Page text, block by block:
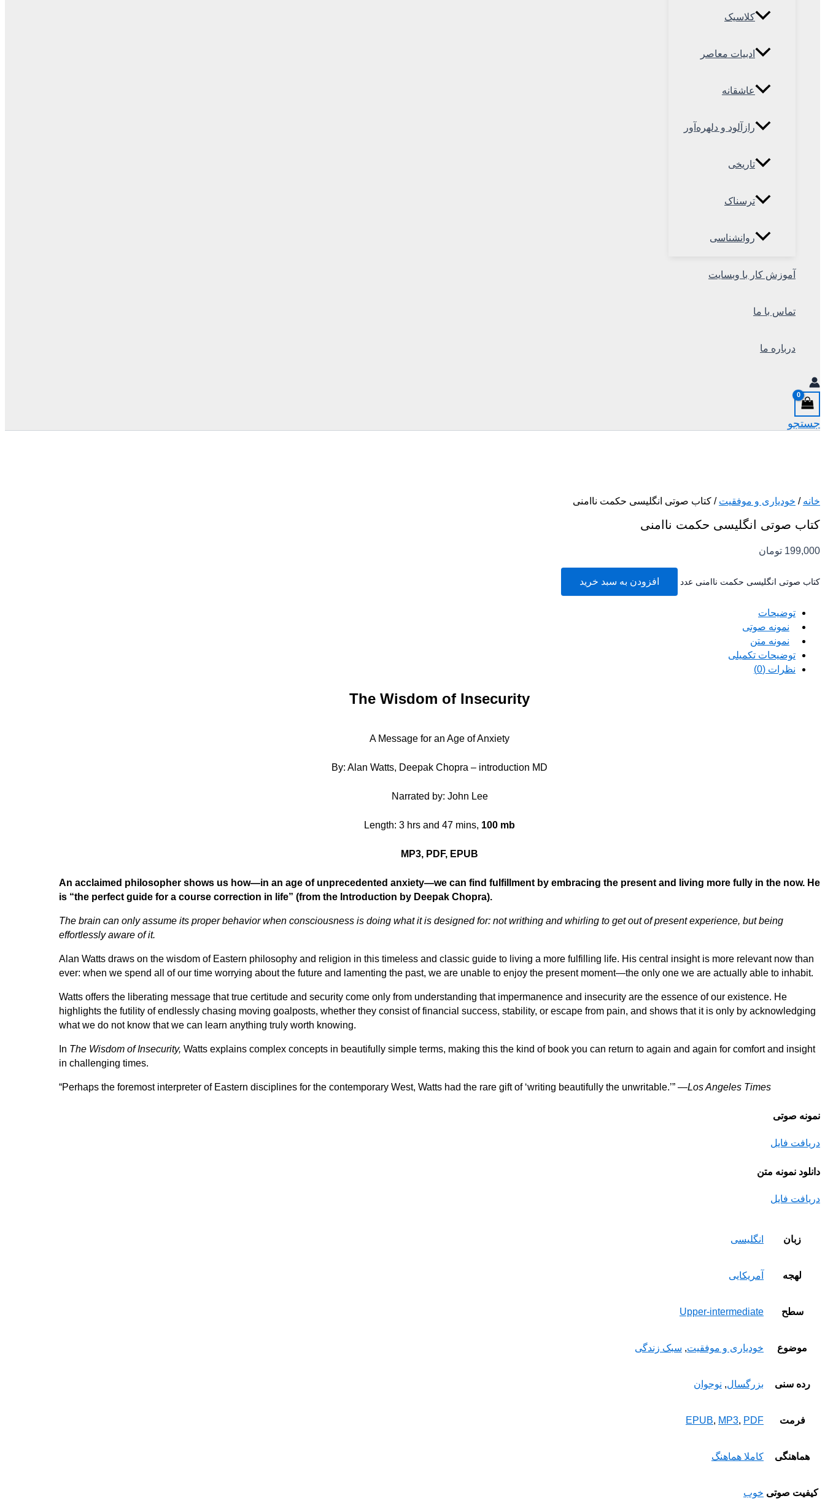
کلاسیک
ادبیات معاصر
عاشقانه
رازآلود و دلهره‌آور
تاریخی
ترسناک
روانشناسی
آموزش کار با وبسایت
تماس با ما
درباره ما
جستجو
خانه / خودیاری و موفقیت / کتاب صوتی انگلیسی حکمت ناامنی
کتاب صوتی انگلیسی حکمت ناامنی
199,000 تومان
کتاب صوتی انگلیسی حکمت ناامنی عدد افزودن به سبد خرید
توضیحات
نمونه صوتی
نمونه متن
توضیحات تکمیلی
نظرات (0)
The Wisdom of Insecurity
A Message for an Age of Anxiety
By: Alan Watts, Deepak Chopra – introduction MD
Narrated by: John Lee
Length: 3 hrs and 47 mins, 100 mb
MP3, PDF, EPUB
An acclaimed philosopher shows us how—in an age of unprecedented anxiety—we can find fulfillment by embracing the present and living more fully in the now. He
is “the perfect guide for a course correction in life” (from the Introduction by Deepak Chopra).
The brain can only assume its proper behavior when consciousness is doing what it is designed for: not writhing and whirling to get out of present experience, but being
effortlessly aware of it.
Alan Watts draws on the wisdom of Eastern philosophy and religion in this timeless and classic guide to living a more fulfilling life. His central insight is more relevant now than
ever: when we spend all of our time worrying about the future and lamenting the past, we are unable to enjoy the present moment—the only one we are actually able to inhabit.
Watts offers the liberating message that true certitude and security come only from understanding that impermanence and insecurity are the essence of our existence. He
highlights the futility of endlessly chasing moving goalposts, whether they consist of financial success, stability, or escape from pain, and shows that it is only by acknowledging
what we do not know that we can learn anything truly worth knowing.
In The Wisdom of Insecurity, Watts explains complex concepts in beautifully simple terms, making this the kind of book you can return to again and again for comfort and insight
in challenging times.
“Perhaps the foremost interpreter of Eastern disciplines for the contemporary West, Watts had the rare gift of ‘writing beautifully the unwritable.’” —Los Angeles Times
نمونه صوتی
دریافت فایل
دانلود نمونه متن
دریافت فایل
زبان انگلیسی
لهجه آمریکایی
سطح Upper-intermediate
موضوع خودیاری و موفقیت, سبک زندگی
رده سنی بزرگسال, نوجوان
فرمت EPUB, MP3, PDF
هماهنگی کاملا هماهنگ
کیفیت صوتی خوب